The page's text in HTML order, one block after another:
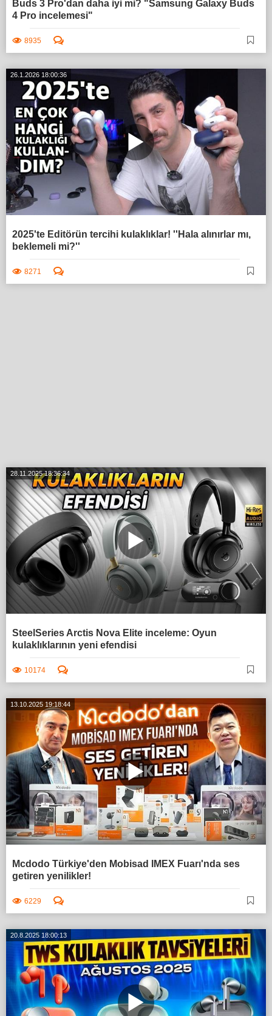
Buds 3 Pro'dan daha iyi mi? "Samsung Galaxy Buds
4 Pro incelemesi"
8935
26.1.2026 18:00:36
2025'te Editörün tercihi kulaklıklar! ''Hala alınırlar mı,
beklemeli mi?''
8271
28.11.2025 18:36:34
SteelSeries Arctis Nova Elite inceleme: Oyun
kulaklıklarının yeni efendisi
10174
13.10.2025 19:18:44
Mcdodo Türkiye'den Mobisad IMEX Fuarı'nda ses
getiren yenilikler!
6229
20.8.2025 18:00:13